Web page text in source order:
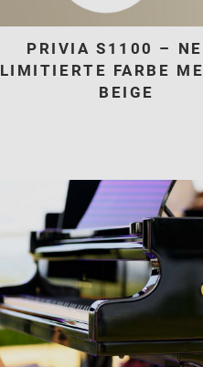
PRIVIA S1100 –
LIMITIERTE FARBE
BEIGE